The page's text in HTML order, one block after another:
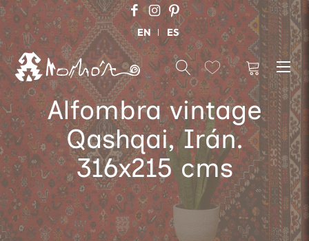
EN ES
Alfombra vintage
Qashqai, Irán.
316x215 cms